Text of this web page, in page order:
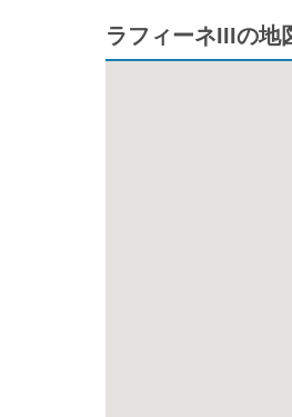
ラフィーネIIIの地